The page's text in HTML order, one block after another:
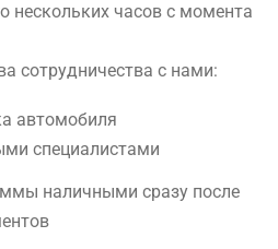
нескольких часов с момента
сотрудничества с нами:
автомобиля
специалистами
наличными сразу после